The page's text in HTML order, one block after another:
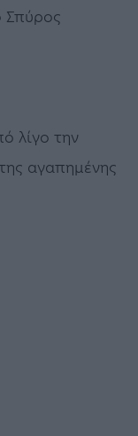
Σπύρος
λίγο την
αγαπημένης